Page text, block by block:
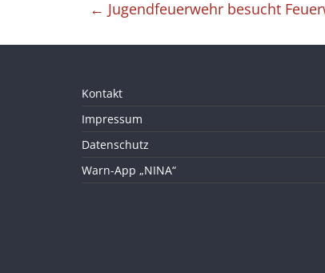
← Jugendfeuerwehr besucht
Kontakt
Impressum
Datenschutz
Warn-App „NINA“